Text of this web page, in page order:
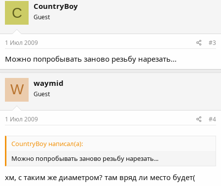
C CountryBoy
Guest
1 Июл 2009 #3
Можно попробывать заново резьбу нарезать...
W waymid
Guest
1 Июл 2009 #4
CountryBoy написал(а):
Можно попробывать заново резьбу нарезать...
хм, с таким же диаметром? там вряд ли место будет(